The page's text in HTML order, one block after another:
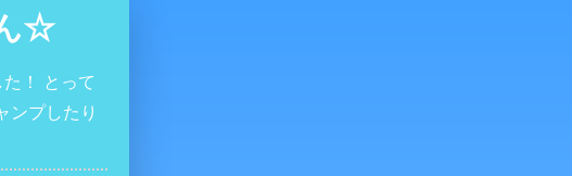
☆
！ とって
ンプしたり